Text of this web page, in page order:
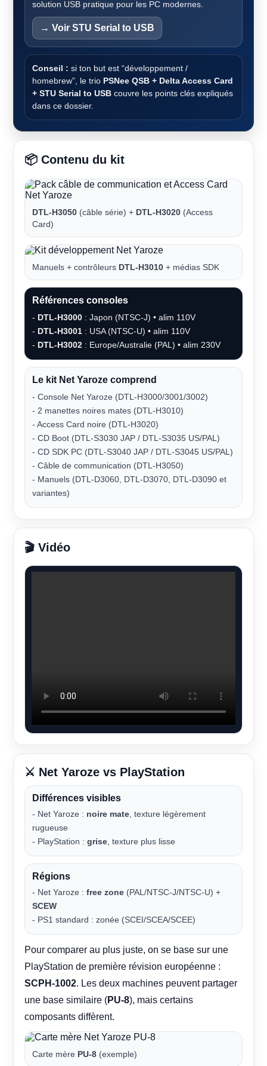
solution USB pratique pour les PC modernes.
→ Voir STU Serial to USB
Conseil : si ton but est “développement /
homebrew”, le trio PSNee QSB + Delta Access Card
+ STU Serial to USB couvre les points clés expliqués
dans ce dossier.
📦 Contenu du kit
DTL-H3050 (câble série) + DTL-H3020 (Access
Card)
Manuels + contrôleurs DTL-H3010 + médias SDK
Références consoles
- DTL-H3000 : Japon (NTSC-J) • alim 110V
- DTL-H3001 : USA (NTSC-U) • alim 110V
- DTL-H3002 : Europe/Australie (PAL) • alim 230V
Le kit Net Yaroze comprend
- Console Net Yaroze (DTL-H3000/3001/3002)
- 2 manettes noires mates (DTL-H3010)
- Access Card noire (DTL-H3020)
- CD Boot (DTL-S3030 JAP / DTL-S3035 US/PAL)
- CD SDK PC (DTL-S3040 JAP / DTL-S3045 US/PAL)
- Câble de communication (DTL-H3050)
- Manuels (DTL-D3060, DTL-D3070, DTL-D3090 et
variantes)
🎬 Vidéo
⚔️ Net Yaroze vs PlayStation
Différences visibles
- Net Yaroze : noire mate , texture légèrement
rugueuse
- PlayStation : grise , texture plus lisse
Régions
- Net Yaroze : free zone (PAL/NTSC-J/NTSC-U) +
SCEW
- PS1 standard : zonée (SCEI/SCEA/SCEE)
Pour comparer au plus juste, on se base sur une
PlayStation de première révision européenne :
SCPH-1002. Les deux machines peuvent partager
une base similaire (PU-8), mais certains
composants diffèrent.
Carte mère PU-8 (exemple)